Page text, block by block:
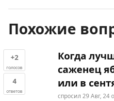
Похожие
+2
голосов
4
ответов
Когда
саженец
или в
спросил 29 Авг, 24